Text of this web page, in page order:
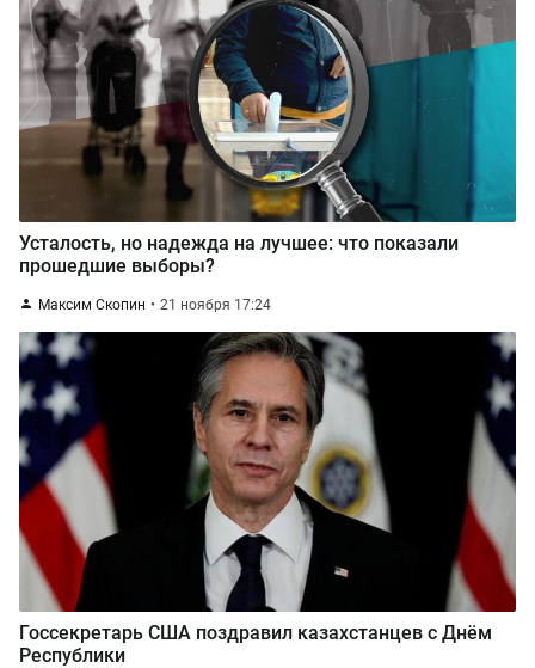
Усталость, но надежда на лучшее: что показали
прошедшие выборы?
Максим Скопин 21 ноября 17:24
Госсекретарь США поздравил казахстанцев с Днём
Республики